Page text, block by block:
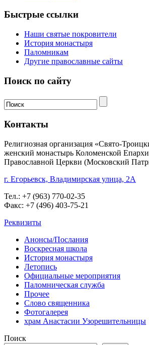
Быстрые ссылки
Наши святые покровители
История монастыря
Паломникам
Другие православные сайты
Поиск по сайту
Контакты
Религиозная организация «Свято-
женский монастырь Коломенской
Православной Церкви (Московский
г. Егорьевск, Владимирская улица, 2А
Тел.: +7 (963) 770-02-35
Факс: +7 (496) 403-75-21
Реквизиты
Анонсы/Послания
Воскресная школа
История монастыря
Летопись
Официальные мероприятия
Паломническая служба
Прочее
Слово священника
Фотогалерея
храм Анастасии Узорешительницы
Поиск